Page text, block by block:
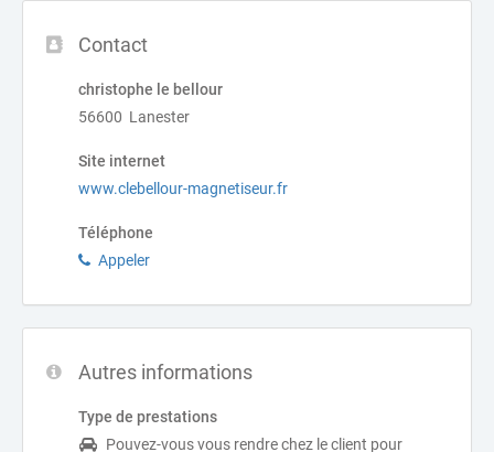
Contact
christophe le bellour
56600 Lanester
Site internet
www.clebellour-magnetiseur.fr
Téléphone
Appeler
Autres informations
Type de prestations
Pouvez-vous vous rendre chez le client pour